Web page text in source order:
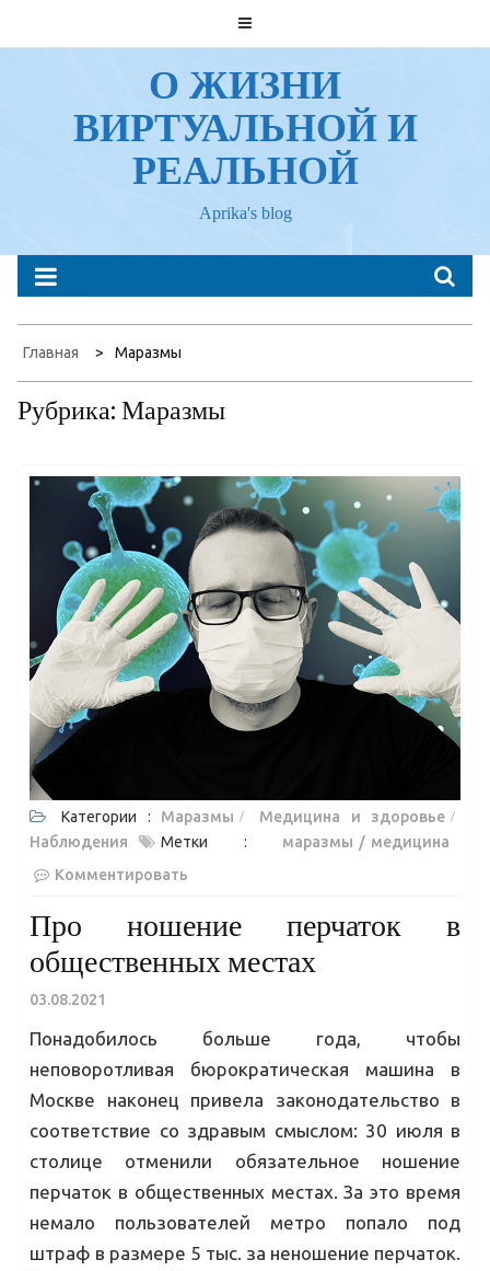
О ЖИЗНИ
ВИРТУАЛЬНОЙ И
РЕАЛЬНОЙ
Aprika's blog
Главная Маразмы
Рубрика: Маразмы
Категории : Маразмы
Медицина и здоровье
Наблюдения
Метки : маразмы
медицина
Комментировать
Про ношение перчаток в
общественных местах
03.08.2021
Понадобилось больше года, чтобы
неповоротливая бюрократическая машина в
Москве наконец привела законодательство в
соответствие со здравым смыслом: 30 июля в
столице отменили обязательное ношение
перчаток в общественных местах. За это время
немало пользователей метро попало под
штраф в размере 5 тыс. за неношение перчаток.